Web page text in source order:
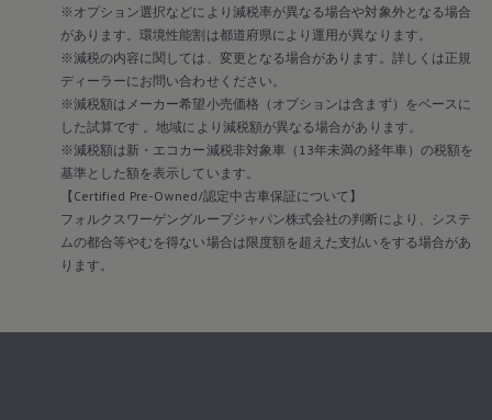
※オプション選択などにより減税率が異なる場合や対象外となる場合
があります。環境性能割は都道府県により運用が異なります。
※減税の内容に関しては、変更となる場合があります。詳しくは正規
ディーラーにお問い合わせください。
※減税額はメーカー希望小売価格（オプションは含まず）をベースに
した試算です 。地域により減税額が異なる場合があります。
※減税額は新・エコカー減税非対象車（13年未満の経年車）の税額を
基準とした額を表示しています。
【Certified Pre-Owned/認定中古車保証について】
フォルクスワーゲングループジャパン株式会社の判断により、システ
ムの都合等やむを得ない場合は限度額を超えた支払いをする場合があ
ります。